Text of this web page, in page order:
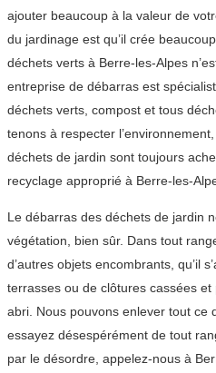
ajouter beaucoup à la valeur de
du jardinage est qu’il crée
déchets verts à Berre-les-Alpes
entreprise de débarras est
déchets verts, compost et tous
tenons à respecter
déchets de jardin sont toujours
recyclage approprié à Berre-les-
Le débarras des déchets de jardin
végétation, bien sûr. Dans tout
d’autres objets encombrants, qu’il
terrasses ou de clôtures cassées et
abri. Nous pouvons enlever tout ce
essayez désespérément de tout
par le désordre, appelez-nous à